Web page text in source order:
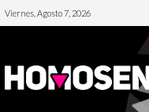
Viernes, Agosto 7, 2026